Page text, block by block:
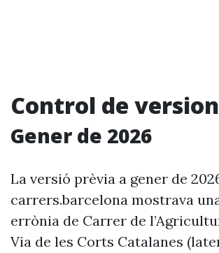
Control de
Gener de 2026
La versió prèvia a gener de
carrers.barcelona mostrava
errònia de Carrer de
Via de les Corts Catalanes